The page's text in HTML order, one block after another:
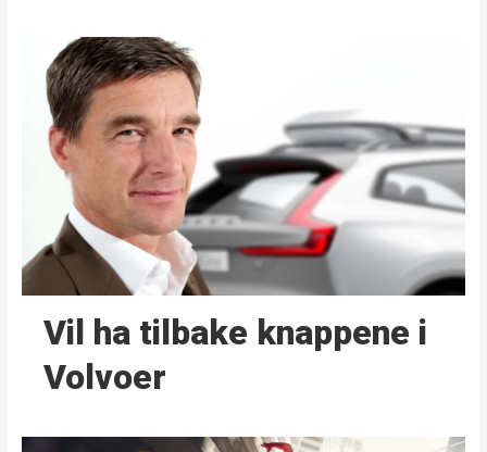
Vil ha tilbake knappene i
Volvoer